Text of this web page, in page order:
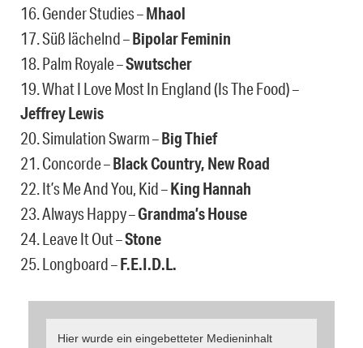
16. Gender Studies –Mhaol
17. Süß lächelnd –Bipolar Feminin
18. Palm Royale –Swutscher
19. What I Love Most In England (Is The Food) –
Jeffrey Lewis
20. Simulation Swarm –Big Thief
21. Concorde –Black Country, New Road
22. It’s Me And You, Kid –King Hannah
23. Always Happy –Grandma’s House
24. Leave It Out –Stone
25. Longboard –F.E.I.D.L.
Hier wurde ein eingebetteter Medieninhalt